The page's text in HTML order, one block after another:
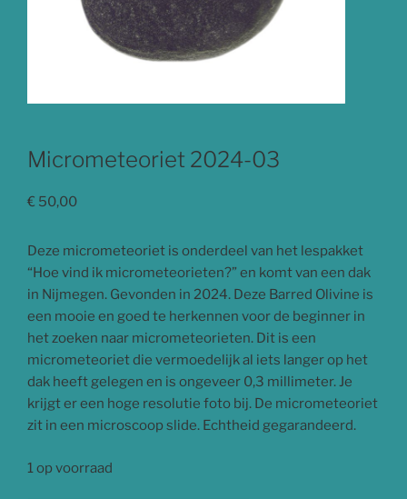
Micrometeoriet 2024-03
€ 50,00
Deze micrometeoriet is onderdeel van het lespakket
“Hoe vind ik micrometeorieten?” en komt van een dak
in Nijmegen. Gevonden in 2024. Deze Barred Olivine is
een mooie en goed te herkennen voor de beginner in
het zoeken naar micrometeorieten. Dit is een
micrometeoriet die vermoedelijk al iets langer op het
dak heeft gelegen en is ongeveer 0,3 millimeter. Je
krijgt er een hoge resolutie foto bij. De micrometeoriet
zit in een microscoop slide. Echtheid gegarandeerd.
1 op voorraad